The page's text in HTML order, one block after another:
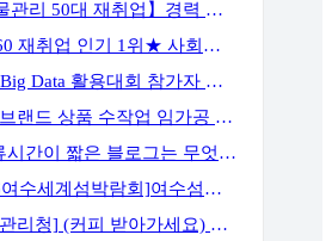
【건물관리 50대 재취업】경력 없이 안전관리자 준비하는 방법
★4060 재취업 인기 1위★ 사회복지사 2급, 시험 없이 취득 하는 방법
2026 Big Data 활용대회 참가자 모집
굿즈·브랜드 상품 수작업 임가공 포장 전문 서비스, GOODSPACK (소량 포장 가능)
✨체류시간이 짧은 블로그는 무엇부터 바꿔야 할까요?✨
[2026여수세계섬박람회]여수섬바다 댄스 챌린지 EVENT
[질병관리청] (커피 받아가세요) 화영이의 성장일기 5화 OX 퀴즈 이벤트